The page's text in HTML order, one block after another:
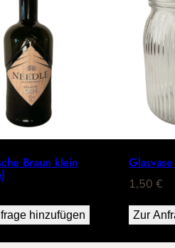
Braun klein
hinzufügen
1,50€
Zur